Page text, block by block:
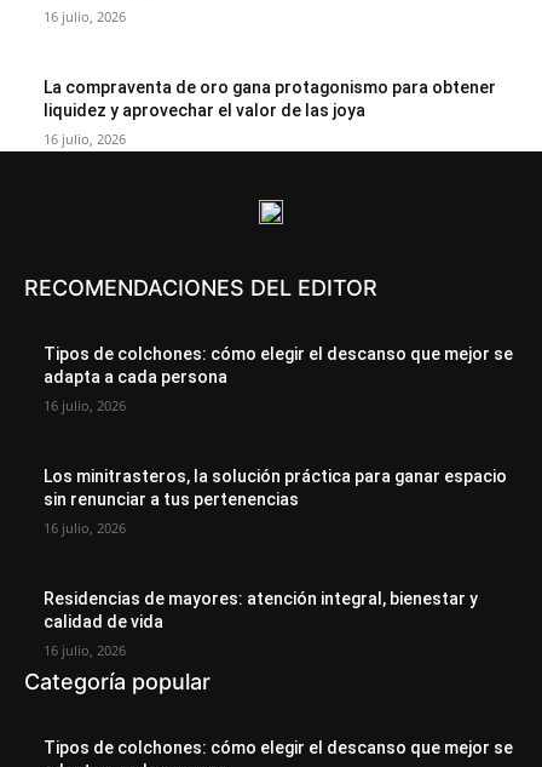
16 julio, 2026
La compraventa de oro gana protagonismo para obtener
liquidez y aprovechar el valor de las joya
16 julio, 2026
RECOMENDACIONES DEL EDITOR
Tipos de colchones: cómo elegir el descanso que mejor se
adapta a cada persona
16 julio, 2026
Los minitrasteros, la solución práctica para ganar espacio
sin renunciar a tus pertenencias
16 julio, 2026
Residencias de mayores: atención integral, bienestar y
calidad de vida
16 julio, 2026
Categoría popular
Tipos de colchones: cómo elegir el descanso que mejor se